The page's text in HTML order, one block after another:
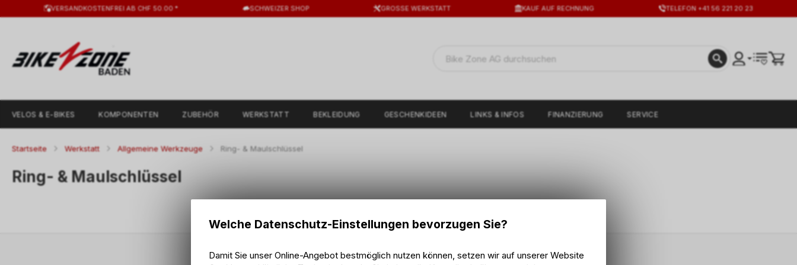
VERSANDKOSTENFREI AB CHF 50.00 * SCHWEIZER SHOP GROSSE WERKSTATT KAUF AUF RECHNUNG TELEFON +41 56 221 20 23
VELOS & E-BIKES KOMPONENTEN ZUBEHÖR WERKSTATT BEKLEIDUNG GESCHENKIDEEN LINKS & INFOS FINANZIERUNG SERVICE
Startseite Werkstatt Allgemeine Werkzeuge Ring- & Maulschlüssel
Ring- & Maulschlüssel
Welche Datenschutz-Einstellungen bevorzugen Sie?
Damit Sie unser Online-Angebot bestmöglich nutzen können, setzen wir auf unserer Website